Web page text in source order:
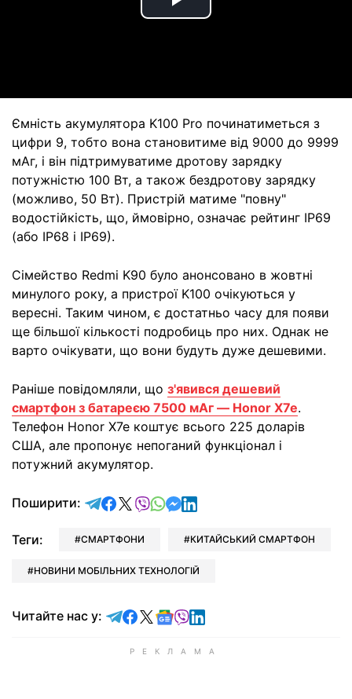
Play
Ємність акумулятора K100 Pro починатиметься з
цифри 9, тобто вона становитиме від 9000 до 9999
мАг, і він підтримуватиме дротову зарядку
потужністю 100 Вт, а також бездротову зарядку
(можливо, 50 Вт). Пристрій матиме "повну"
водостійкість, що, ймовірно, означає рейтинг IP69
(або IP68 і IP69).
Сімейство Redmi K90 було анонсовано в жовтні
минулого року, а пристрої K100 очікуються у
вересні. Таким чином, є достатньо часу для появи
ще більшої кількості подробиць про них. Однак не
варто очікувати, що вони будуть дуже дешевими.
Раніше повідомляли, що з'явився дешевий
смартфон з батареєю 7500 мАг — Honor X7e.
Телефон Honor X7e коштує всього 225 доларів
США, але пропонує непоганий функціонал і
потужний акумулятор.
Поширити: відправити у Telegram
поділитись у Facebook
поділитись у X
відправити у Viber
відправити у Whatsapp
відправити у Messenger
відправити у LinkedIn
Теги: СМАРТФОНИ КИТАЙСЬКИЙ СМАРТФОН
НОВИНИ МОБІЛЬНИХ ТЕХНОЛОГІЙ
Читайте нас у: Читайте у Telegram
Читайте у Facebook
Читайте у X
Читайте у Google news
Читайте у Viber
Читайте у LinkedIn